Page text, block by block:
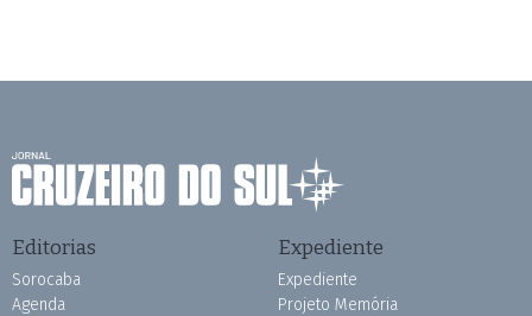
Editorias
Sorocaba
Agenda
Expediente
Expediente
Projeto Memória